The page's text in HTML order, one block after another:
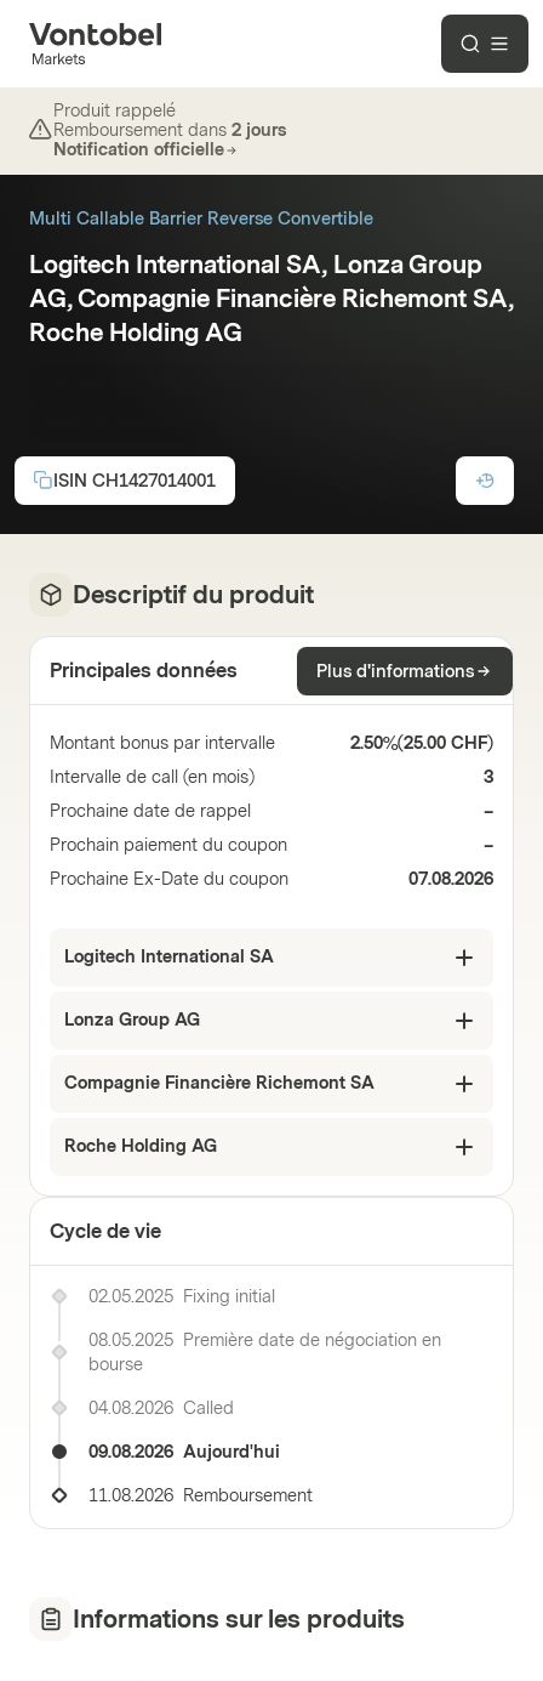
Produit rappelé
Remboursement dans 2 jours
Notification officielle
Multi Callable Barrier Reverse Convertible
Logitech International SA, Lonza Group
AG, Compagnie Financière Richemont SA,
Roche Holding AG
ISIN CH1427014001
Descriptif du produit
Principales données Plus d'informations
Montant bonus par intervalle 2.50%(25.00 CHF)
Intervalle de call (en mois)
3
Prochaine date de rappel
–
Prochain paiement du coupon
–
Prochaine Ex-Date du coupon
07.08.2026
Logitech International SA
Lonza Group AG
Compagnie Financière Richemont SA
Roche Holding AG
Cycle de vie
02.05.2025 Fixing initial
08.05.2025 Première date de négociation en
bourse
04.08.2026 Called
09.08.2026 Aujourd'hui
11.08.2026 Remboursement
Informations sur les produits